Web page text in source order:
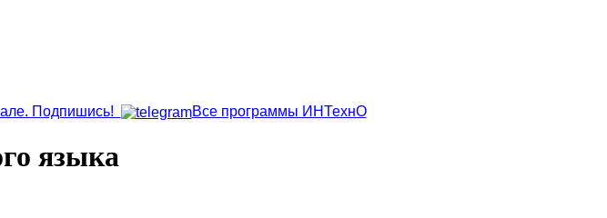
Подпишись!
Все программы ИНТехнО
языка